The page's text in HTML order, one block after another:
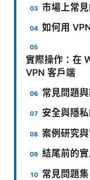
市場上常
如何用
實際操作：在
VPN 客戶端
常見問題
安全與隱
案例研究與
結尾前的
常見問題集